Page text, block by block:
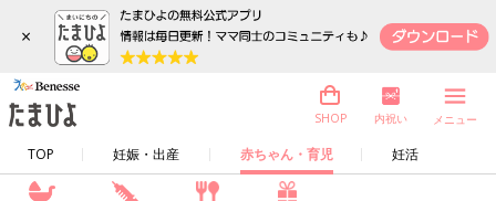
×
TOP 妊娠・出産 赤ちゃん・育児 妊活
SHOP 内祝い メニュー